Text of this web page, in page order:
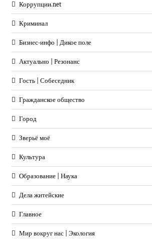
Коррупции.net
Криминал
Бизнес-инфо | Дикое поле
Актуально | Резонанс
Гость | Собеседник
Гражданское общество
Город
Зверьё моё
Культура
Образование | Наука
Дела житейские
Главное
Мир вокруг нас | Экология